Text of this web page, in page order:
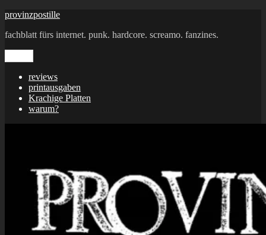
Zum
springen
provinzpostille
fachblatt fürs internet. punk. hardcore. screamo. fanzines.
reviews
printausgaben
Krachige Platten
warum?